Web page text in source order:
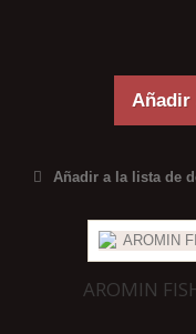
Añadir
Añadir a la lista de
AROMIN